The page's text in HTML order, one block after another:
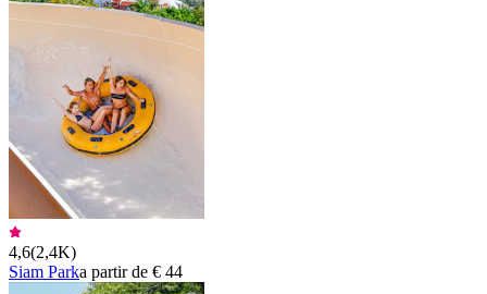
4,6(2,4K)
Siam Parka partir de € 44